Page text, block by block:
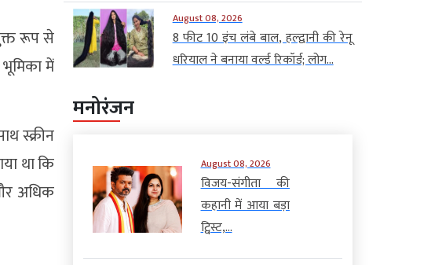
रूप से
भूमिका में
स्क्रीन
था कि
अधिक
August 08, 2026
8 फीट 10 इंच लंबे बाल, हल्द्वानी की रेनू
धरियाल ने बनाया वर्ल्ड रिकॉर्ड; लोग...
मनोरंजन
August 08, 2026
विजय-संगीता की
कहानी में आया बड़ा
ट्विस्ट,...